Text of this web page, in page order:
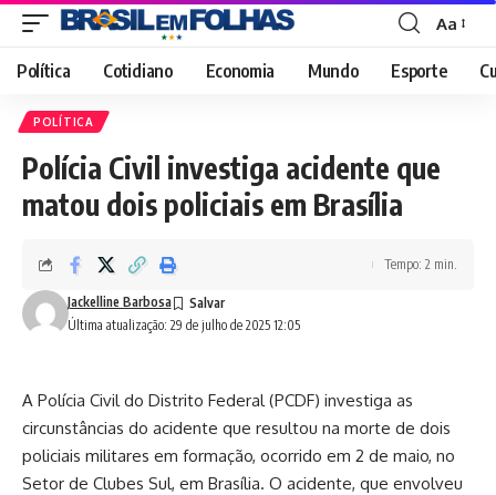
Font
Resizer
Aa
Política Cotidiano Economia Mundo Esporte
POLÍTICA
Polícia Civil investiga acidente que
matou dois policiais em Brasília
Última atualização: 29 de julho de 2025 12:05
Jackelline Barbosa
Tempo: 2 min.
A Polícia Civil do Distrito Federal (PCDF) investiga as
circunstâncias do acidente que resultou na morte de dois
policiais militares em formação, ocorrido em 2 de maio, no
Setor de Clubes Sul, em Brasília. O acidente, que envolveu